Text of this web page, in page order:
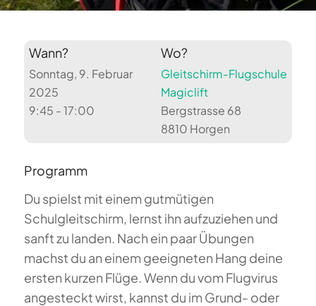
Wann?
Sonntag, 9. Februar
2025
9:45 - 17:00
Wo?
Gleitschirm-Flugschule
Magiclift
Bergstrasse 68
8810 Horgen
Programm
Du spielst mit einem gutmütigen
Schulgleitschirm, lernst ihn aufzuziehen und
sanft zu landen. Nach ein paar Übungen
machst du an einem geeigneten Hang deine
ersten kurzen Flüge. Wenn du vom Flugvirus
angesteckt wirst, kannst du im Grund- oder